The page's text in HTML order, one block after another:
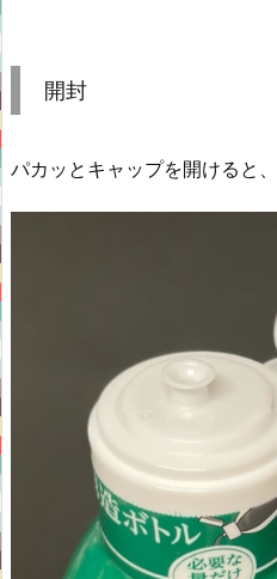
開封
パカッとキャップを開けると、